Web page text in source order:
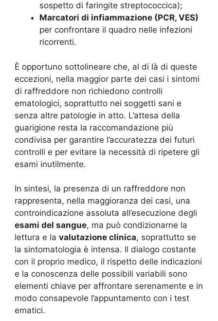
sospetto di faringite streptococcica);
Marcatori di infiammazione (PCR, VES)
per confrontare il quadro nelle infezioni
ricorrenti.
È opportuno sottolineare che, al di là di queste
eccezioni, nella maggior parte dei casi i sintomi
di raffreddore non richiedono controlli
ematologici, soprattutto nei soggetti sani e
senza altre patologie in atto. L’attesa della
guarigione resta la raccomandazione più
condivisa per garantire l’accuratezza dei futuri
controlli e per evitare la necessità di ripetere gli
esami inutilmente.
In sintesi, la presenza di un raffreddore non
rappresenta, nella maggioranza dei casi, una
controindicazione assoluta all’esecuzione degli
esami del sangue, ma può condizionarne la
lettura e la valutazione clinica, soprattutto se
la sintomatologia è intensa. Il dialogo costante
con il proprio medico, il rispetto delle indicazioni
e la conoscenza delle possibili variabili sono
elementi chiave per affrontare serenamente e in
modo consapevole l’appuntamento con i test
ematici.